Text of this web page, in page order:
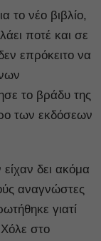
το νέο βιβλίο,
ποτέ και σε
επρόκειτο να
το βράδυ της
των εκδόσεων
δει ακόμα
αναγνώστες
γιατί
στο